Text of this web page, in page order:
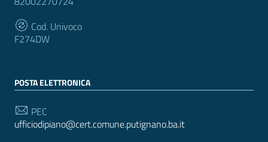
Cod. Univoco
F274DW
POSTA ELETTRONICA
PEC
ufficiodipiano@cert.comune.putignano.ba.it